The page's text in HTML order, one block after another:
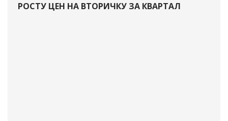
РОСТУ ЦЕН НА ВТОРИЧКУ ЗА КВАРТАЛ